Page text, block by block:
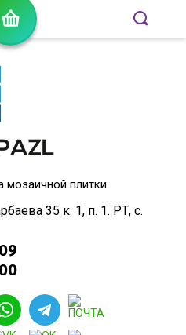
мозаичной плитки
35 к. 1, п. 1. РТ, с.